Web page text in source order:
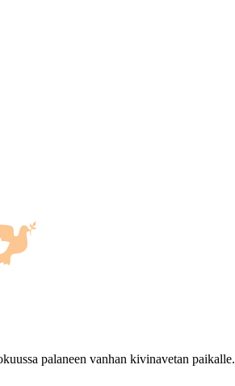
palaneen vanhan kivinavetan paikalle.